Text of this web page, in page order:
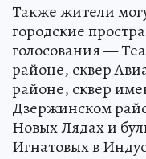
Также жители
городские
голосования —
районе, сквер
районе, сквер
Дзержинском
Новых Лядах и
Игнатовых в